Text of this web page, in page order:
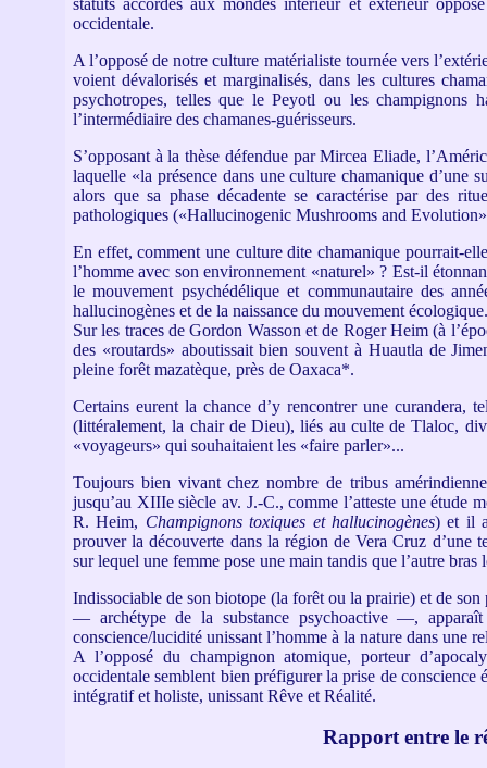
occidentale.
A l’opposé de notre culture matérialiste tournée vers
voient dévalorisés et marginalisés, dans les cultures
psychotropes, telles que le Peyotl ou les champignons
l’intermédiaire des chamanes-guérisseurs.
S’opposant à la thèse défendue par Mircea Eliade,
laquelle «la présence dans une culture chamanique d’une
alors que sa phase décadente se caractérise par des
pathologiques («Hallucinogenic Mushrooms and
En effet, comment une culture dite chamanique pourrait-
l’homme avec son environnement «naturel» ? Est-il
le mouvement psychédélique et communautaire des
hallucinogènes et de la naissance du mouvement écologique.
Sur les traces de Gordon Wasson et de Roger Heim (à
des «routards» aboutissait bien souvent à Huautla de
pleine forêt mazatèque, près de Oaxaca*.
Certains eurent la chance d’y rencontrer une curandera,
(littéralement, la chair de Dieu), liés au culte de Tlaloc,
«voyageurs» qui souhaitaient les «faire parler»...
Toujours bien vivant chez nombre de tribus
jusqu’au XIIIe siècle av. J.-C., comme l’atteste une étude
R. Heim, Champignons toxiques et hallucinogènes) et il
prouver la découverte dans la région de Vera Cruz d’une
sur lequel une femme pose une main tandis que l’autre
Indissociable de son biotope (la forêt ou la prairie) et de
— archétype de la substance psychoactive —,
conscience/lucidité unissant l’homme à la nature dans une
A l’opposé du champignon atomique, porteur
occidentale semblent bien préfigurer la prise de
intégratif et holiste, unissant Rêve et Réalité.
Rapport entre le